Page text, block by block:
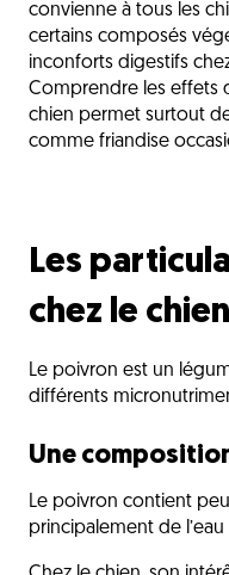
Les idées reçues
Les bons réflexes
Les alternatives
Questions
Découvrez aussi
convienne à tous les
certains composés
inconforts digestifs
Comprendre les effets
chien permet surtout
comme friandise
Les
chez le chien
Le poivron est un
différents
Une
Le poivron contient
principalement de